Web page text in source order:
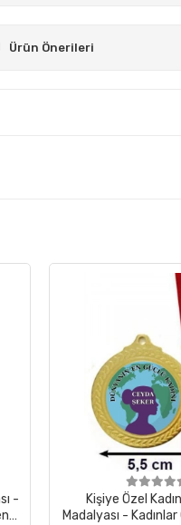
Ürün Önerileri
-
Kişiye Özel
Madalyası -